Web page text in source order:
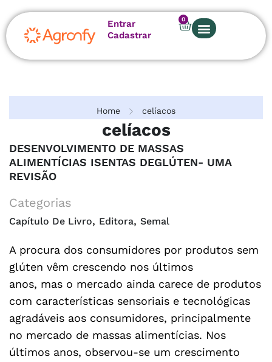
Entrar
Cadastrar
0
Home celíacos
celíacos
DESENVOLVIMENTO DE MASSAS
ALIMENTÍCIAS ISENTAS DEGLÚTEN- UMA
REVISÃO
Categorias
Capítulo De Livro, Editora, Semal
A procura dos consumidores por produtos sem
glúten vêm crescendo nos últimos
anos, mas o mercado ainda carece de produtos
com características sensoriais e tecnológicas
agradáveis aos consumidores, principalmente
no mercado de massas alimentícias. Nos
últimos anos, observou-se um crescimento